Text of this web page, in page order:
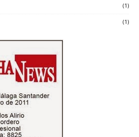
(1)
(1)